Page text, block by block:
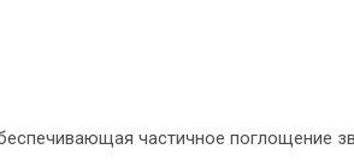
частичное поглощение